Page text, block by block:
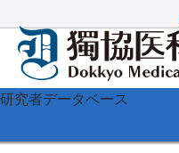
研究者データベース